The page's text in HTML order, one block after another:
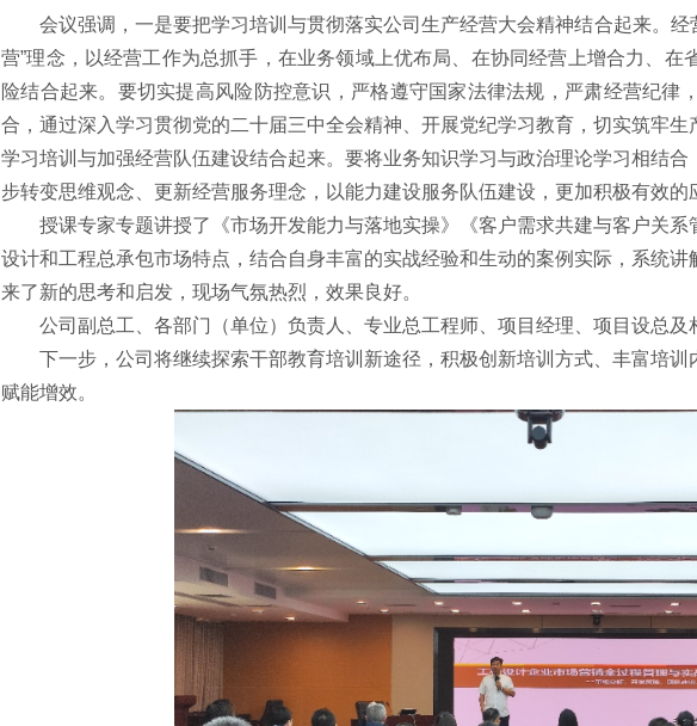
会议强调，一是要把学习培训与贯彻落实公司生产经营大会精神结合起来。经
营”理念，以经营工作为总抓手，在业务领域上优布局、在协同经营上增合力、
险结合起来。要切实提高风险防控意识，严格遵守国家法律法规，严肃经营纪律
合，通过深入学习贯彻党的二十届三中全会精神、开展党纪学习教育，切实筑牢
学习培训与加强经营队伍建设结合起来。要将业务知识学习与政治理论学习相结
步转变思维观念、更新经营服务理念，以能力建设服务队伍建设，更加积极有效的
授课专家专题讲授了《市场开发能力与落地实操》《客户需求共建与客户关
设计和工程总承包市场特点，结合自身丰富的实战经验和生动的案例实际，系统
来了新的思考和启发，现场气氛热烈，效果良好。
公司副总工、各部门（单位）负责人、专业总工程师、项目经理、项目设总及
下一步，公司将继续探索干部教育培训新途径，积极创新培训方式、丰富培
赋能增效。